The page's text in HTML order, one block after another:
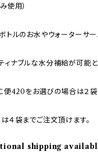
使用）
トルのお水やウォーターサ
ナブルな水分補給が可能と
便420をお選びの場合は２
４袋までご注文頂けます。
shipping